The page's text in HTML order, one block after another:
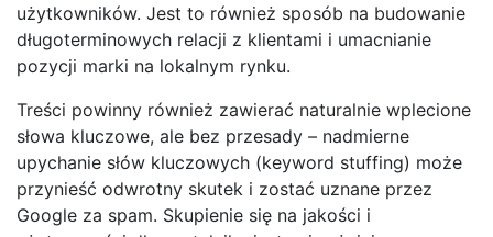
użytkowników. Jest to również sposób na budowanie
długoterminowych relacji z klientami i umacnianie
pozycji marki na lokalnym rynku.
Treści powinny również zawierać naturalnie wplecione
słowa kluczowe, ale bez przesady – nadmierne
upychanie słów kluczowych (keyword stuffing) może
przynieść odwrotny skutek i zostać uznane przez
Google za spam. Skupienie się na jakości i